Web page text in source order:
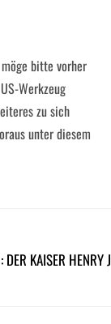
bitte vorher
Werkzeug
zu sich
unter diesem
DER KAISER HENRY J